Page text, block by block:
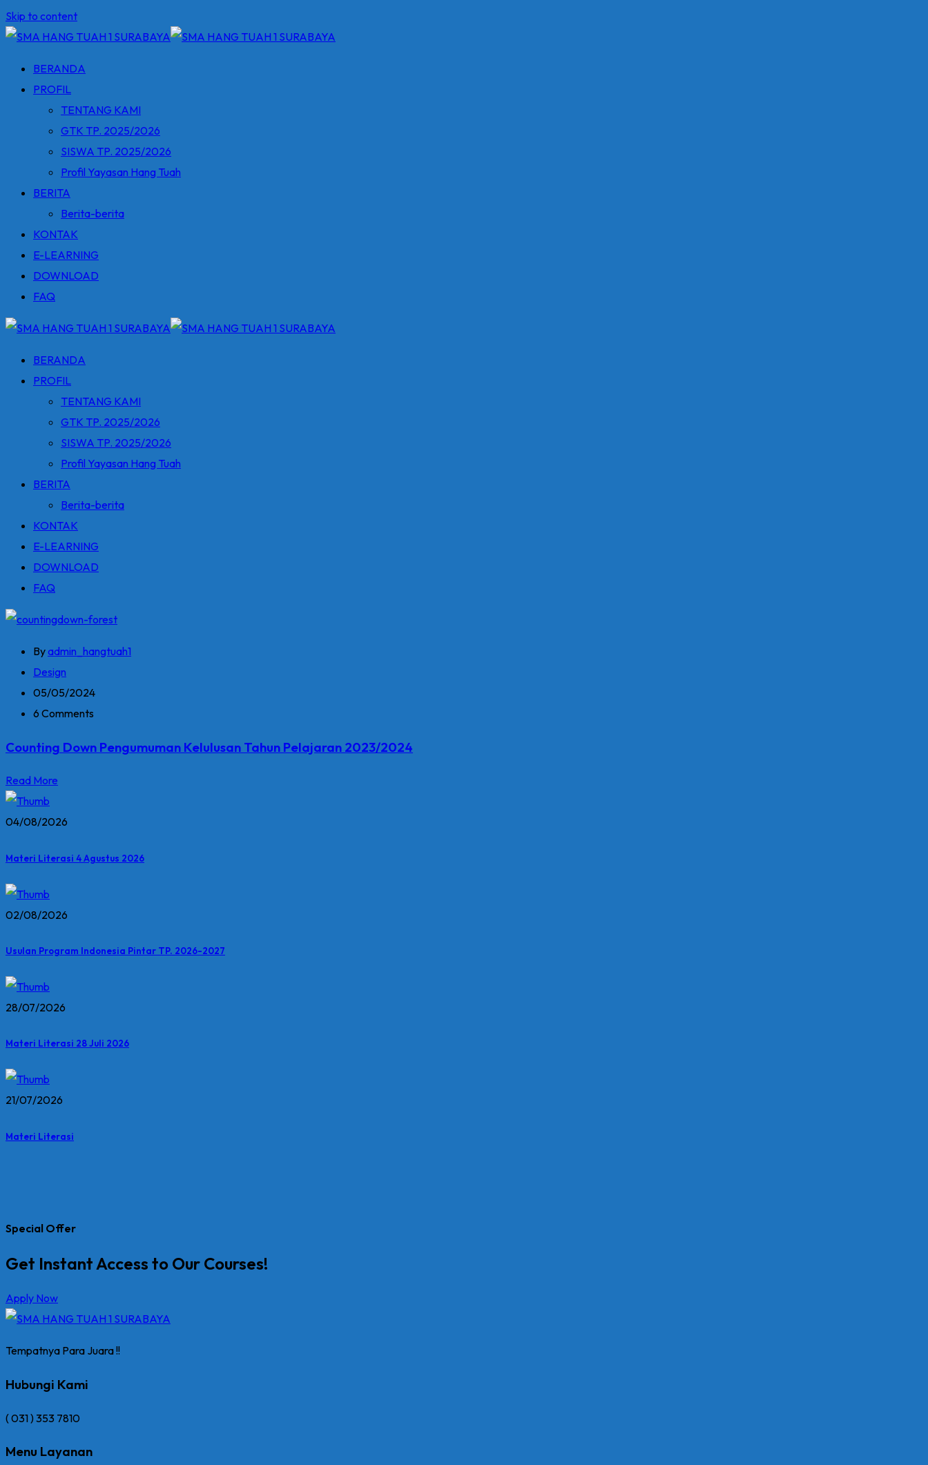
Skip to content
BERANDA
PROFIL
TENTANG KAMI
GTK TP. 2025/2026
SISWA TP. 2025/2026
Profil Yayasan Hang Tuah
BERITA
Berita-berita
KONTAK
E-LEARNING
DOWNLOAD
FAQ
BERANDA
PROFIL
TENTANG KAMI
GTK TP. 2025/2026
SISWA TP. 2025/2026
Profil Yayasan Hang Tuah
BERITA
Berita-berita
KONTAK
E-LEARNING
DOWNLOAD
FAQ
Byadmin_hangtuah1
Design
05/05/2024
6 Comments
Counting Down Pengumuman Kelulusan Tahun Pelajaran 2023/2024
Read More
04/08/2026
Materi Literasi 4 Agustus 2026
02/08/2026
Usulan Program Indonesia Pintar TP. 2026-2027
28/07/2026
Materi Literasi 28 Juli 2026
21/07/2026
Materi Literasi
Special Offer
Get Instant Access to Our Courses!
Apply Now
Tempatnya Para Juara !!
Hubungi Kami
( 031 ) 353 7810
Menu Layanan